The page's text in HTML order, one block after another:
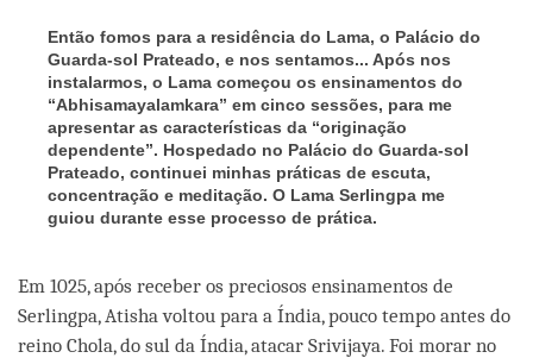
Então fomos para a residência do Lama, o Palácio do
Guarda-sol Prateado, e nos sentamos... Após nos
instalarmos, o Lama começou os ensinamentos do
“Abhisamayalamkara” em cinco sessões, para me
apresentar as características da “originação
dependente”. Hospedado no Palácio do Guarda-sol
Prateado, continuei minhas práticas de escuta,
concentração e meditação. O Lama Serlingpa me
guiou durante esse processo de prática.
Em 1025, após receber os preciosos ensinamentos de
Serlingpa, Atisha voltou para a Índia, pouco tempo antes do
reino Chola, do sul da Índia, atacar Srivijaya. Foi morar no